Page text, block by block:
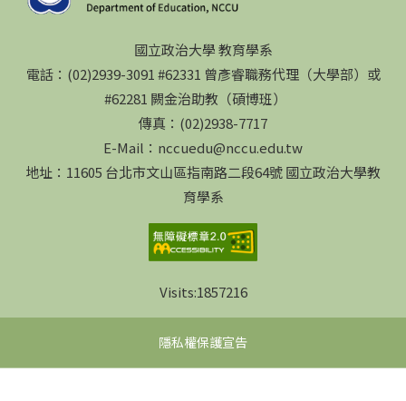
國立政治大學 教育學系
電話：(02)2939-3091 #62331 曾彥睿職務代理（大學部）或
#62281 闕金治助教（碩博班）
傳真：(02)2938-7717
E-Mail：nccuedu@nccu.edu.tw
地址：11605 台北市文山區指南路二段64號 國立政治大學教
育學系
Visits:1857216
隱私權保護宣告